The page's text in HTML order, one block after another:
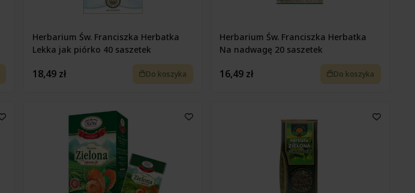
Herbarium Św. Franciszka Herbatka
Lekka jak piórko 40 saszetek
18,49 zł Do koszyka
Herbarium Św. Franciszka Herbatka
Na nadwagę 20 saszetek
16,49 zł Do koszyka